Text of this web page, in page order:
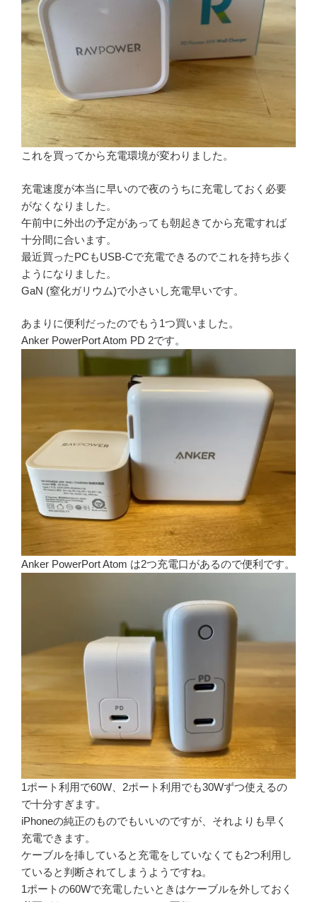
これを買ってから充電環境が変わりました。
充電速度が本当に早いので夜のうちに充電しておく必要
がなくなりました。
午前中に外出の予定があっても朝起きてから充電すれば
十分間に合います。
最近買ったPCもUSB-Cで充電できるのでこれを持ち歩く
ようになりました。
GaN (窒化ガリウム)で小さいし充電早いです。
あまりに便利だったのでもう1つ買いました。
Anker PowerPort Atom PD 2です。
Anker PowerPort Atom は2つ充電口があるので便利です。
1ポート利用で60W、2ポート利用でも30Wずつ使えるの
で十分すぎます。
iPhoneの純正のものでもいいのですが、それよりも早く
充電できます。
ケーブルを挿していると充電をしていなくても2つ利用し
ていると判断されてしまうようですね。
1ポートの60Wで充電したいときはケーブルを外しておく